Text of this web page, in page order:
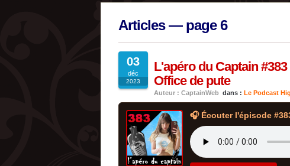
Articles — page 6
03
déc
2023
L'apéro du Captain
Office de pute
Auteur : CaptainWeb dans : Le Podcast
🎧 Écouter l'épisode